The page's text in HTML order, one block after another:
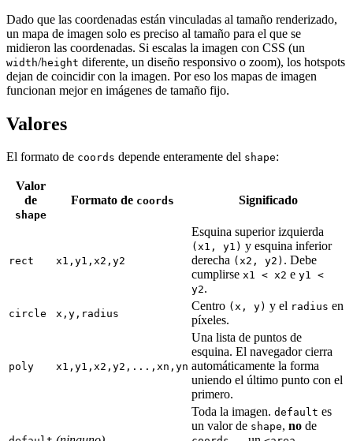
Dado que las coordenadas están vinculadas al tamaño renderizado,
un mapa de imagen solo es preciso al tamaño para el que se
midieron las coordenadas. Si escalas la imagen con CSS (un
width/height diferente, un diseño responsivo o zoom), los hotspots
dejan de coincidir con la imagen. Por eso los mapas de imagen
funcionan mejor en imágenes de tamaño fijo.
Valores
El formato de coords depende enteramente del shape:
Valor
de
shape
Formato de coords Significado
rect x1,y1,x2,y2
Esquina superior izquierda
(x1, y1) y esquina inferior
derecha (x2, y2) . Debe
cumplirse x1 < x2 e y1 <
y2.
circle x,y,radius
Centro (x, y) y el radius en
píxeles.
poly x1,y1,x2,y2,...,xn,yn
Una lista de puntos de
esquina. El navegador cierra
automáticamente la forma
uniendo el último punto con el
primero.
Toda la imagen. default es
un valor de shape, no de